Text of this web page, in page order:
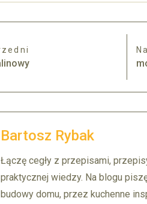
Bartosz Rybak
Łączę cegły z przepisami,
praktycznej wiedzy. Na blogu
budowy domu, przez kuchenne